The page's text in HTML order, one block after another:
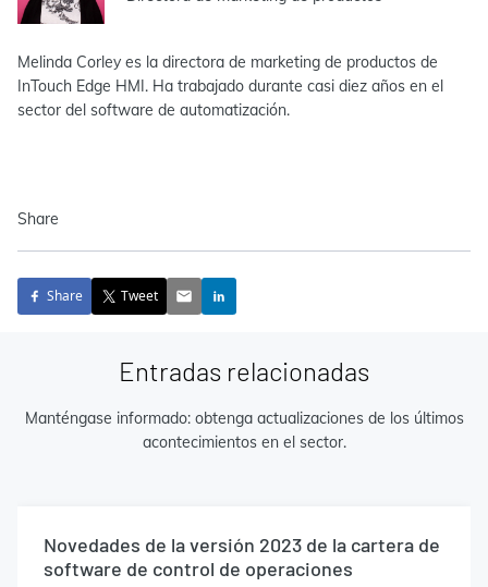
Melinda Corley es la directora de marketing de productos de
InTouch Edge HMI. Ha trabajado durante casi diez años en el
sector del software de automatización.
Share
Share Tweet
Entradas relacionadas
Manténgase informado: obtenga actualizaciones de los últimos
acontecimientos en el sector.
Novedades de la versión 2023 de la cartera de
software de control de operaciones